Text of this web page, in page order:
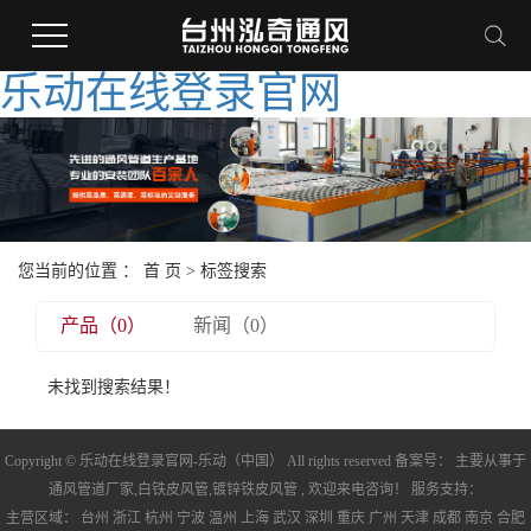
乐动在线登录官网
您当前的位置 ： 首 页 > 标签搜索
产品（0） 新闻（0）
未找到搜索结果！
Copyright © 乐动在线登录官网-乐动（中国） All rights reserved 备案号： 主要从事于
通风管道厂家, 白铁皮风管,镀锌铁皮风管 , 欢迎来电咨询！ 服务支持：
主营区域： 台州 浙江 杭州 宁波 温州 上海 武汉 深圳 重庆 广州 天津 成都 南京 合肥